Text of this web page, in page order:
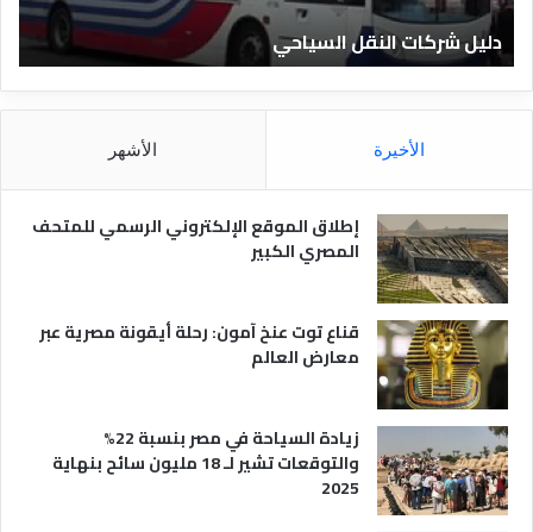
ا
د
ق
ا
ل
ر
ي
ة
دليل الفنادق المصرية
الأخيرة الأشهر
إطلاق الموقع الإلكتروني الرسمي للمتحف
المصري الكبير
قناع توت عنخ آمون: رحلة أيقونة مصرية عبر
معارض العالم
زيادة السياحة في مصر بنسبة 22%
والتوقعات تشير لـ 18 مليون سائح بنهاية
2025